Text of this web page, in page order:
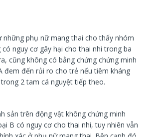
những phụ nữ mang thai cho thấy nhóm
nguy cơ gây hại cho thai nhi trong ba
cũng không có bằng chứng chứng minh
đem đến rủi ro cho trẻ nếu tiêm kháng
2 tam cá nguyệt tiếp theo.
sản trên động vật không chứng minh
B có nguy cơ cho thai nhi, tuy nhiên vẫn